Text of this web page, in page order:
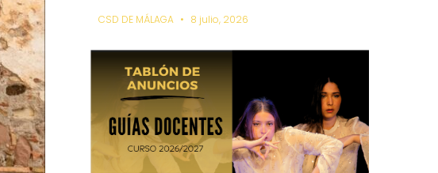
CSD DE MÁLAGA 8 julio, 2026